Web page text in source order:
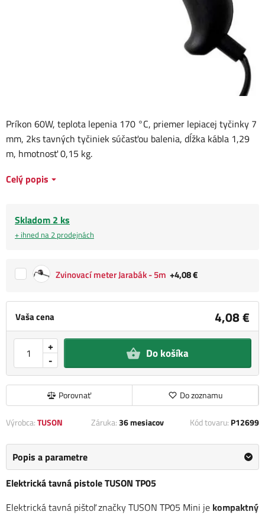
Vaša cena 4,08 €
-
+ Do košíka
Porovnať Do zoznamu
Príkon 60W, teplota lepenia 170 °C, priemer lepiacej tyčinky 7
mm, 2ks tavných tyčiniek súčasťou balenia, dĺžka kábla 1,29
m, hmotnosť 0,15 kg.
Celý popis
Skladom 2 ks
+ ihned na 2 prodejnách
Zvinovací meter Jarabák - 5m +4,08 €
Výrobca:TUSON Záruka:36 mesiacov Kód tovaru: P12699
Popis a parametre
Elektrická tavná pistole TUSON TP05
Elektrická tavná pištoľ značky TUSON TP05 Mini je kompaktný